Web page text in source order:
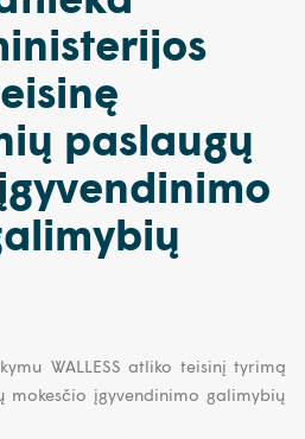
paslaugų
WALLESS atliko teisinį tyrimą
mokesčio įgyvendinimo galimybių